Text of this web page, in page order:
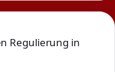
Regulierung in